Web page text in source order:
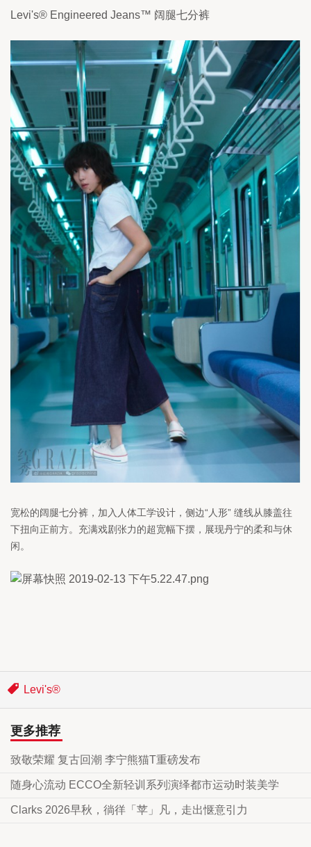
Levi's® Engineered Jeans™ 阔腿七分裤
宽松的阔腿七分裤，加入人体工学设计，侧边“ 人形” 缝线从膝盖往
下扭向正前方。充满戏剧张力的超宽幅下摆，展现丹宁的柔和与休
闲。
Levi's®
更多推荐
致敬荣耀 复古回潮 李宁熊猫T重磅发布
随身心流动 ECCO全新轻训系列演绎都市运动时装美学
Clarks 2026早秋，徜徉「苹」凡，走出惬意引力